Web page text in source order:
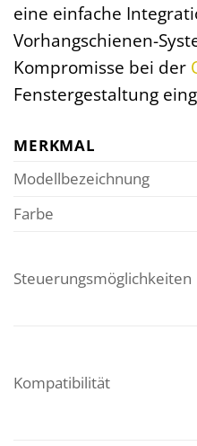
eine einfache
Vorhangschienen-
Kompromisse bei der
Fenstergestaltung
MERKMAL
Modellbezeichnung
Farbe
Steuerungsmöglichkeiten
Kompatibilität